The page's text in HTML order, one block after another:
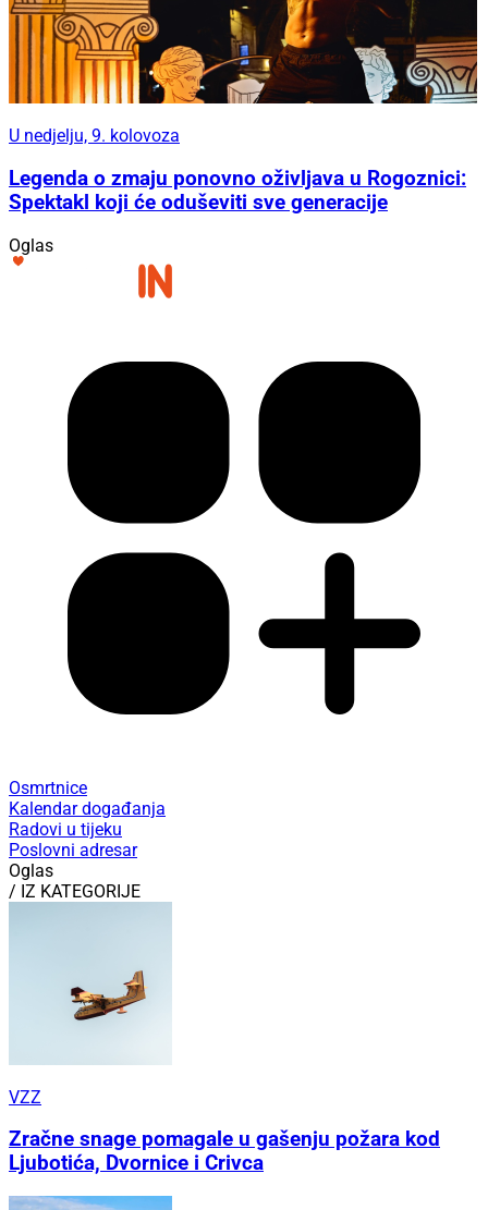
U nedjelju, 9. kolovoza
Legenda o zmaju ponovno oživljava u Rogoznici:
Spektakl koji će oduševiti sve generacije
Oglas
Osmrtnice
Kalendar događanja
Radovi u tijeku
Poslovni adresar
Oglas
/ IZ KATEGORIJE
VZZ
Zračne snage pomagale u gašenju požara kod
Ljubotića, Dvornice i Crivca